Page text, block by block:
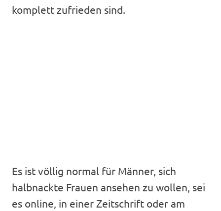
komplett zufrieden sind.
Es ist völlig normal für Männer, sich
halbnackte Frauen ansehen zu wollen, sei
es online, in einer Zeitschrift oder am